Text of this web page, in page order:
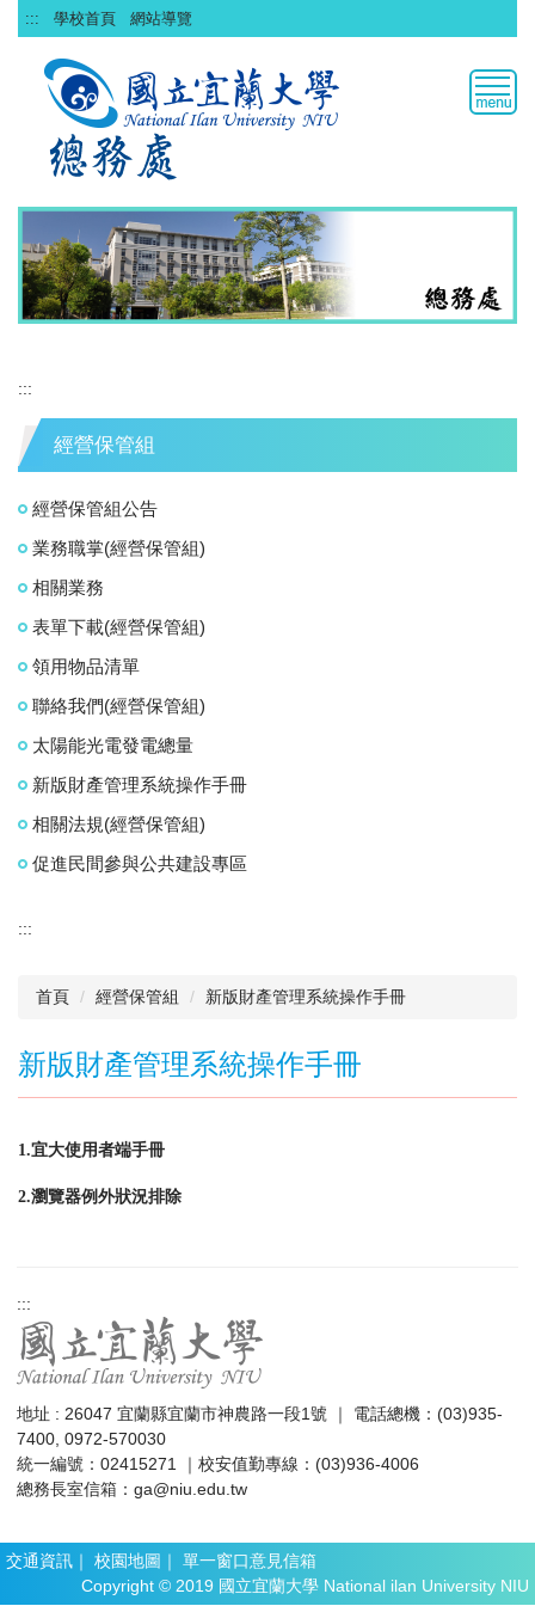
跳
到
::: 學校首頁 網站導覽
:::
經營保管組
經營保管組公告
業務職掌(經營保管組)
相關業務
表單下載(經營保管組)
領用物品清單
聯絡我們(經營保管組)
太陽能光電發電總量
新版財產管理系統操作手冊
相關法規(經營保管組)
促進民間參與公共建設專區
:::
首頁 經營保管組 新版財產管理系統操作手冊
新版財產管理系統操作手冊
1.宜大使用者端手冊
2.瀏覽器例外狀況排除
:::
地址 : 26047 宜蘭縣宜蘭市神農路一段1號 ｜ 電話總機：(03)935-
7400, 0972-570030
統一編號：02415271 ｜校安值勤專線：(03)936-4006
總務長室信箱： ga@niu.edu.tw
交通資訊 ｜ 校園地圖 ｜ 單一窗口意見信箱
Copyright © 2019 國立宜蘭大學 National ilan University NIU